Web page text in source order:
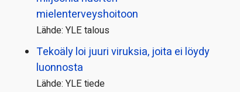
mielenterveyshoitoon
Lähde: YLE talous
Tekoäly loi juuri viruksia, joita ei löydy
luonnosta
Lähde: YLE tiede